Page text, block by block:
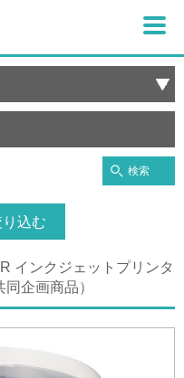
検索
込む
インクジェットプリンタ
企画商品）